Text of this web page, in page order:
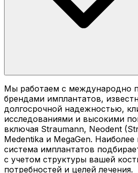
Мы работаем с международно
брендами имплантатов,
долгосрочной надежностью,
исследованиями и высокими
включая Straumann, Neodent
Medentika и MegaGen.
система имплантатов
с учетом структуры вашей
потребностей и целей лечения.